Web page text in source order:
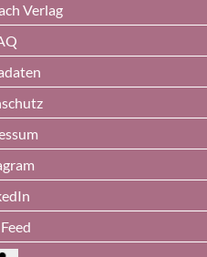
Verlag